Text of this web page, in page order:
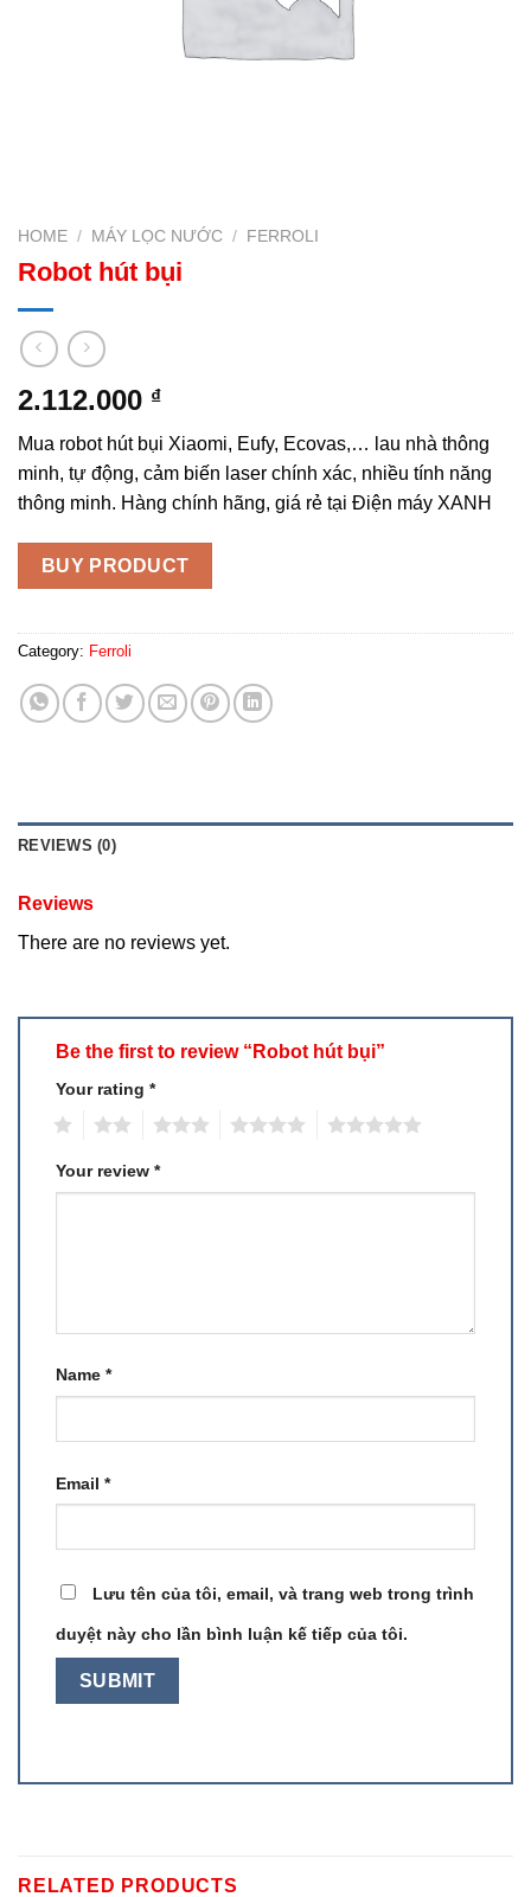
HOME / MÁY LỌC NƯỚC / FERROLI
Robot hút bụi
2.112.000 ₫
Mua robot hút bụi Xiaomi, Eufy, Ecovas,… lau nhà thông
minh, tự động, cảm biến laser chính xác, nhiều tính năng
thông minh. Hàng chính hãng, giá rẻ tại Điện máy XANH
BUY PRODUCT
Category: Ferroli
REVIEWS (0)
Reviews
There are no reviews yet.
Be the first to review “Robot hút bụi”
Your rating *
Your review *
Name *
Email *
Lưu tên của tôi, email, và trang web trong trình
duyệt này cho lần bình luận kế tiếp của tôi.
RELATED PRODUCTS